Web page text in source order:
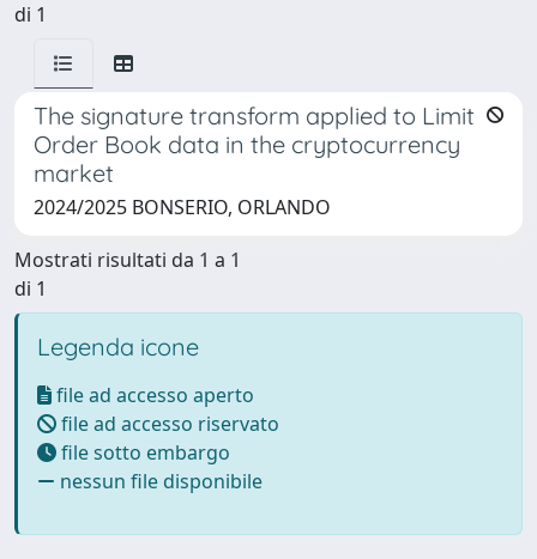
di 1
The signature transform applied to Limit
Order Book data in the cryptocurrency
market
2024/2025 BONSERIO, ORLANDO
Mostrati risultati da 1 a 1
di 1
Legenda icone
file ad accesso aperto
file ad accesso riservato
file sotto embargo
nessun file disponibile